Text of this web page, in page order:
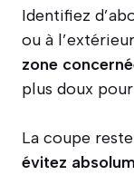
Identifiez
ou à
zone
plus doux
La coupe
évitez